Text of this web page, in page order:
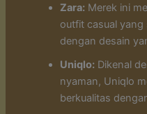
Zara: Merek ini
outfit casual yang
dengan desain
Uniqlo: Dikenal
nyaman, Uniqlo
berkualitas